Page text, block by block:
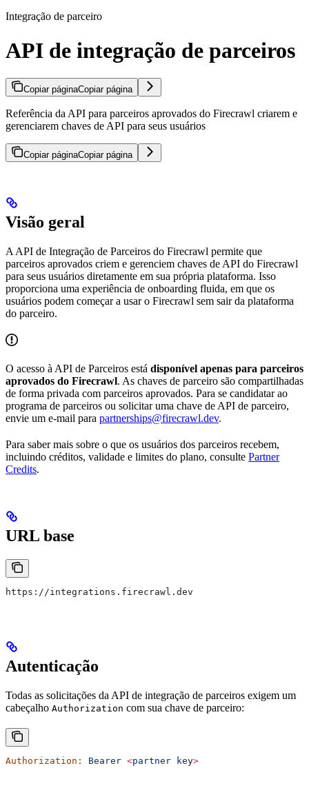
Integração de parceiro
API de integração de parceiros
Copiar páginaCopiar página
Referência da API para parceiros aprovados do Firecrawl criarem e
gerenciarem chaves de API para seus usuários
Copiar páginaCopiar página
Visão geral
A API de Integração de Parceiros do Firecrawl permite que
parceiros aprovados criem e gerenciem chaves de API do Firecrawl
para seus usuários diretamente em sua própria plataforma. Isso
proporciona uma experiência de onboarding fluida, em que os
usuários podem começar a usar o Firecrawl sem sair da plataforma
do parceiro.
O acesso à API de Parceiros está disponível apenas para parceiros
aprovados do Firecrawl. As chaves de parceiro são compartilhadas
de forma privada com parceiros aprovados. Para se candidatar ao
programa de parceiros ou solicitar uma chave de API de parceiro,
envie um e-mail para partnerships@firecrawl.dev.
Para saber mais sobre o que os usuários dos parceiros recebem,
incluindo créditos, validade e limites do plano, consulte Partner
Credits.
URL base
https://integrations.firecrawl.dev
Autenticação
Todas as solicitações da API de integração de parceiros exigem um
cabeçalho Authorization com sua chave de parceiro:
Authorization: Bearer <partner key>